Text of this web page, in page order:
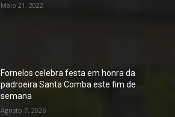
Maio 21, 2022
Fornelos celebra festa em honra da
padroeira Santa Comba este fim de
semana
Agosto 7, 2026